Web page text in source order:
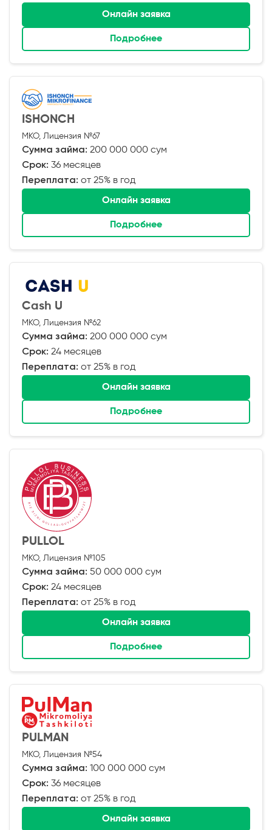
Онлайн заявка
Подробнее
ISHONCH
МКО, Лицензия №67
Сумма займа: 200 000 000 сум
Срок: 36 месяцев
Переплата: от 25% в год
Онлайн заявка
Подробнее
Cash U
МКО, Лицензия №62
Сумма займа: 200 000 000 сум
Срок: 24 месяцев
Переплата: от 25% в год
Онлайн заявка
Подробнее
PULLOL
МКО, Лицензия №105
Сумма займа: 50 000 000 сум
Срок: 24 месяцев
Переплата: от 25% в год
Онлайн заявка
Подробнее
PULMAN
МКО, Лицензия №54
Сумма займа: 100 000 000 сум
Срок: 36 месяцев
Переплата: от 25% в год
Онлайн заявка